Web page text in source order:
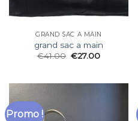
GRAND SAC A MAIN
grand sac a main
€41.00 €27.00
Promo !